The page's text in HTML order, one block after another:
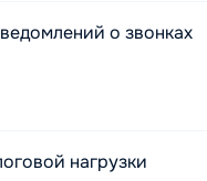
о звонках
нагрузки